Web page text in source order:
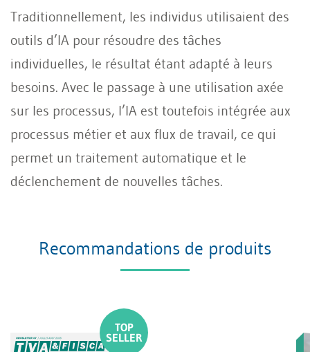
Traditionnellement, les individus utilisaient des
outils d’IA pour résoudre des tâches
individuelles, le résultat étant adapté à leurs
besoins. Avec le passage à une utilisation axée
sur les processus, l’IA est toutefois intégrée aux
processus métier et aux flux de travail, ce qui
permet un traitement automatique et le
déclenchement de nouvelles tâches.
Recommandations de produits